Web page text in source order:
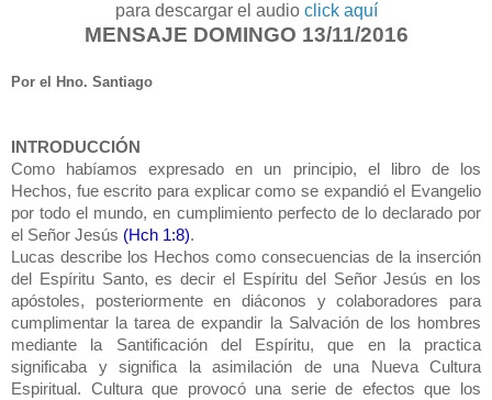
para descargar el audio click aquí
MENSAJE DOMINGO 13/11/2016
Por el Hno. Santiago
INTRODUCCIÓN
Como habíamos expresado en un principio, el libro de los
Hechos, fue escrito para explicar como se expandió el Evangelio
por todo el mundo, en cumplimiento perfecto de lo declarado por
el Señor Jesús (Hch 1:8).
Lucas describe los Hechos como consecuencias de la inserción
del Espíritu Santo, es decir el Espíritu del Señor Jesús en los
apóstoles, posteriormente en diáconos y colaboradores para
cumplimentar la tarea de expandir la Salvación de los hombres
mediante la Santificación del Espíritu, que en la practica
significaba y significa la asimilación de una Nueva Cultura
Espiritual. Cultura que provocó una serie de efectos que los